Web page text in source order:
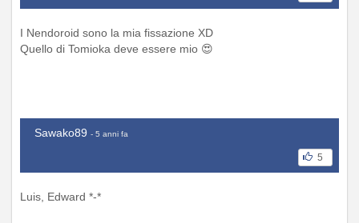
I Nendoroid sono la mia fissazione XD
Quello di Tomioka deve essere mio 😍
Sawako89 - 5 anni fa
5
Luis, Edward *-*